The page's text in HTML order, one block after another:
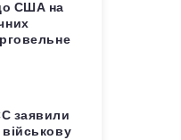
США на
заявили
військову